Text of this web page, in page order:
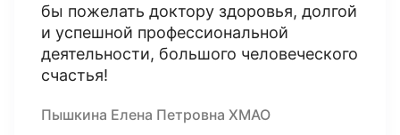
бы пожелать доктору здоровья, долгой
и успешной профессиональной
деятельности, большого человеческого
счастья!
Пышкина Елена Петровна ХМАО